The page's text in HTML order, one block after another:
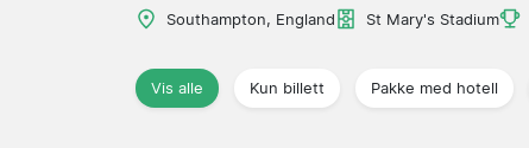
Southampton, England St Mary's Stadium
Vis alle Kun billett Pakke med hotell